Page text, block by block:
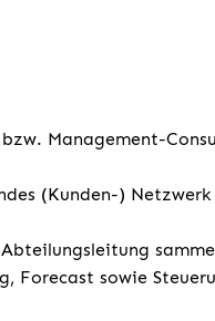
Management-
(Kunden-) Netzwerk
Forecast sowie